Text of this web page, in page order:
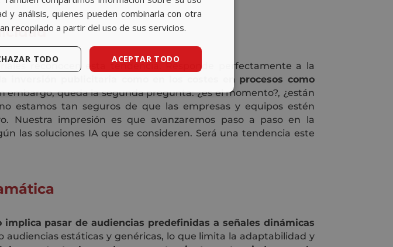
reconocen esta tendencia. Responde perfectamente a la
inversión publicitaria como en los costes en procesos como
embargo, queda la segunda pregunta: ¿es el momento?, ¿están
estamos tan seguros de que las empresas y equipos estén
Nuestra impresión es que avanzaremos paso a paso en la
las soluciones IA que se consideren. Será una tendencia este
implica pasar de audiencias predefinidas a señales dinámicas
estáticas y genéricas, lo que limita la adaptabilidad y
CATALAN
ENGLISH
y análisis, quienes pueden combinarla con otra
recopilado a partir del uso de sus servicios.
ACEPTAR TODO
TODO